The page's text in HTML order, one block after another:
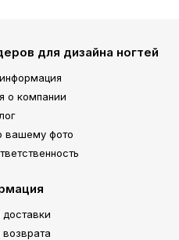
для дизайна ногтей
о компании
вашему фото